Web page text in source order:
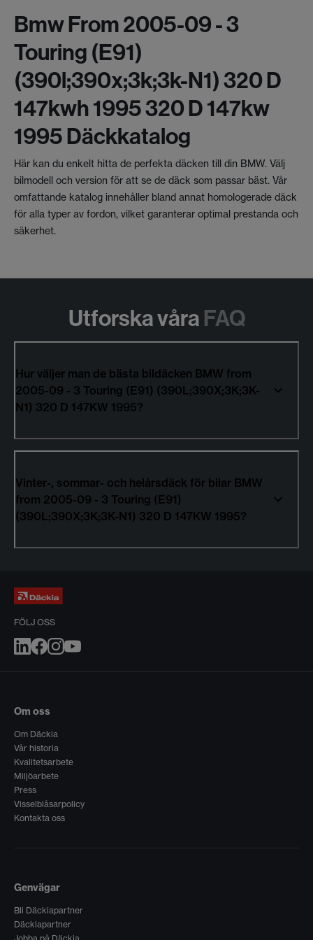
Bmw From 2005-09 - 3
Touring (e91)
(390l;390x;3k;3k-N1) 320 D
147kwh 1995 320 D 147kw
1995 Däckkatalog
Här kan du enkelt hitta de perfekta däcken till din BMW. Välj
bilmodell och version för att se de däck som passar bäst. Vår
omfattande katalog innehåller bland annat homologerade däck
för alla typer av fordon, vilket garanterar optimal prestanda och
säkerhet.
Utforska våra FAQ
Hur väljer man de bästa bildäcken BMW from
2005-09 - 3 Touring (E91) (390L;390X;3K;3K-
N1) 320 D 147KW 1995?
Vinter-, sommar- och helårsdäck för bilar BMW
from 2005-09 - 3 Touring (E91)
(390L;390X;3K;3K-N1) 320 D 147KW 1995?
FÖLJ OSS
Om oss
Om Däckia
Vår historia
Kvalitetsarbete
Miljöarbete
Press
Visselblåsarpolicy
Kontakta oss
Genvägar
Bli Däckiapartner
Däckiapartner